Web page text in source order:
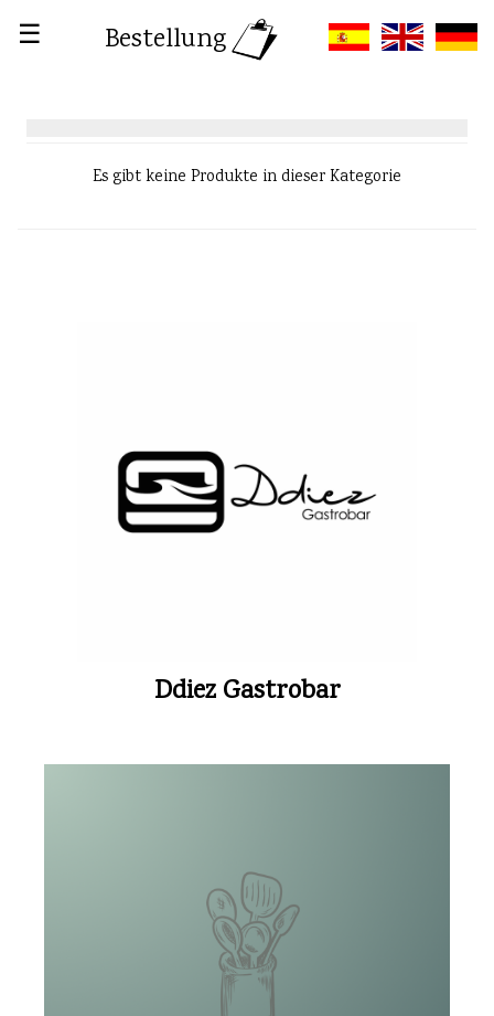
☰ Bestellung
Es gibt keine Produkte in dieser Kategorie
Ddiez Gastrobar